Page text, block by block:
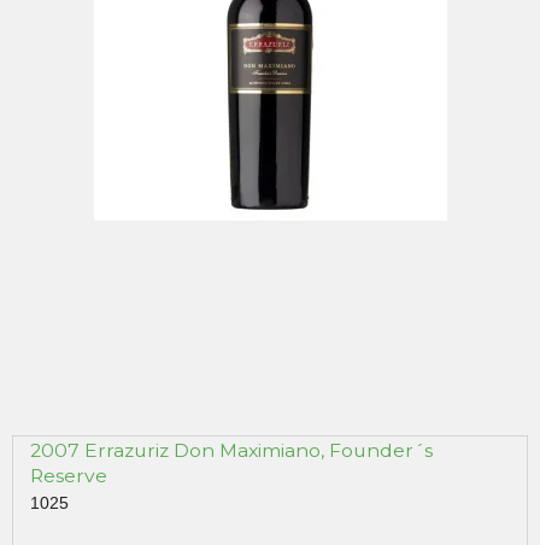
2007 Errazuriz Don Maximiano, Founder´s
Reserve
1025